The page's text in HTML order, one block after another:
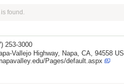
found.
253-3000
Vallejo Highway, Napa, CA, 94558 US
Pages/default.aspx